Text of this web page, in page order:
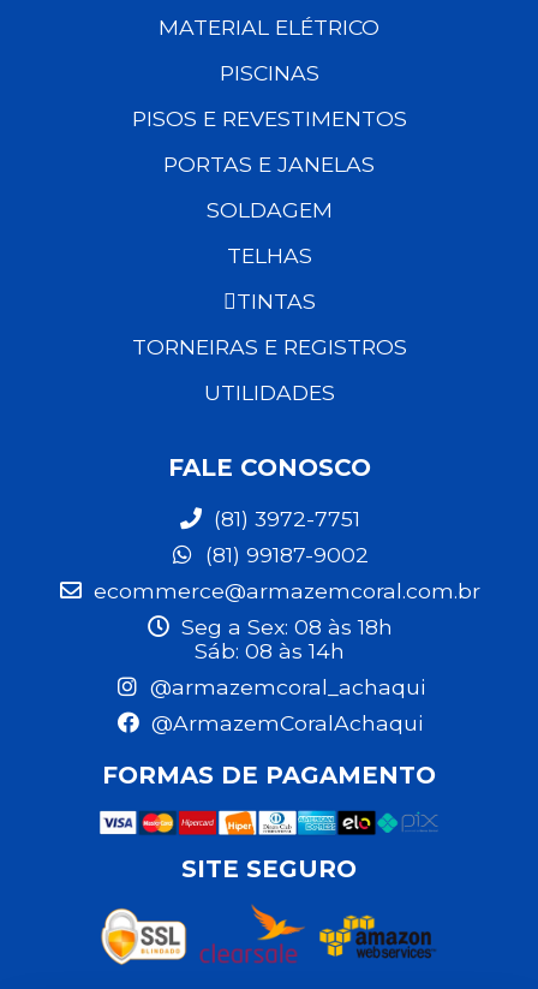
MATERIAL ELÉTRICO
PISCINAS
PISOS E REVESTIMENTOS
PORTAS E JANELAS
SOLDAGEM
TELHAS
TINTAS
TORNEIRAS E REGISTROS
UTILIDADES
FALE CONOSCO
(81) 3972-7751
(81) 99187-9002
ecommerce@armazemcoral.com.br
Seg a Sex: 08 às 18h
Sáb: 08 às 14h
@armazemcoral_achaqui
@ArmazemCoralAchaqui
FORMAS DE PAGAMENTO
SITE SEGURO